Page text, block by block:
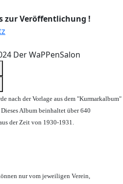
zur Veröffentlichung !
Der WaPPenSalon
nach der Vorlage aus dem "Kurmarkalbum"
Album beinhaltet über 640
der Zeit von 1930-1931.
nur vom jeweiligen Verein,